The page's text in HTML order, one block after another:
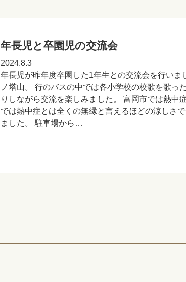
年長児と卒園児の交流会
2024.8.3
年長児が昨年度卒園した1年生との交流会を行いま
ノ塔山。 行のバスの中では各小学校の校歌を歌っ
りしながら交流を楽しみました。 富岡市では熱中
では熱中症とは全くの無縁と言えるほどの涼しさ
ました。 駐車場から…